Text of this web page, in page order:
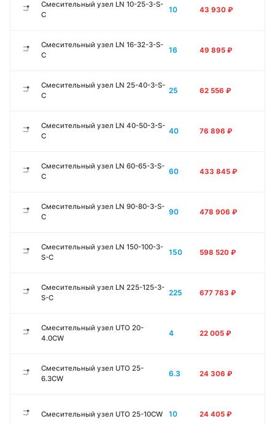
Смесительный узел LN 10-25-3-S-
C
10 43 930 ₽
Смесительный узел LN 16-32-3-S-
C
16 49 895 ₽
Смесительный узел LN 25-40-3-S-
C
25 62 556 ₽
Смесительный узел LN 40-50-3-S-
C
40 76 896 ₽
Смесительный узел LN 60-65-3-S-
C
60 433 845 ₽
Смесительный узел LN 90-80-3-S-
C
90 478 906 ₽
Смесительный узел LN 150-100-3-
S-C
150 598 520 ₽
Смесительный узел LN 225-125-3-
S-C
225 677 783 ₽
Смесительный узел UTO 20-
4.0CW
4 22 005 ₽
Смесительный узел UTO 25-
6.3CW
6.3 24 306 ₽
Смесительный узел UTO 25-10CW 10 24 405 ₽